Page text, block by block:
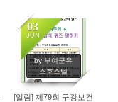
03
JUN
by 부여군유
스호스텔
3013
[알림] 제79회 구강보건